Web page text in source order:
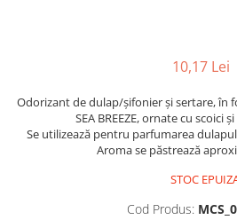
10,17 Lei
Odorizant de dulap/șifonier și sertare, în
SEA BREEZE, ornate cu scoici
Se utilizează pentru parfumarea
Aroma se păstrează
STOC
Cod Produs: